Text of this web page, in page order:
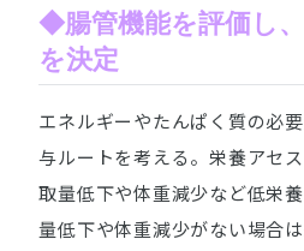
◆腸管機能を評価し
を決定
エネルギーやたんぱく質の必
与ルートを考える。栄養アセ
取量低下や体重減少など低栄
量低下や体重減少がない場合